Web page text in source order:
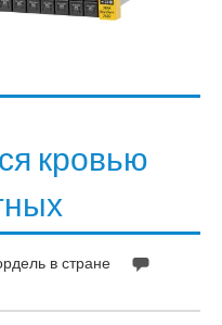
кровью
в стране